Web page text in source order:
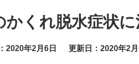
かくれ脱水症状
2020年2月6日 更新日：2020年2月